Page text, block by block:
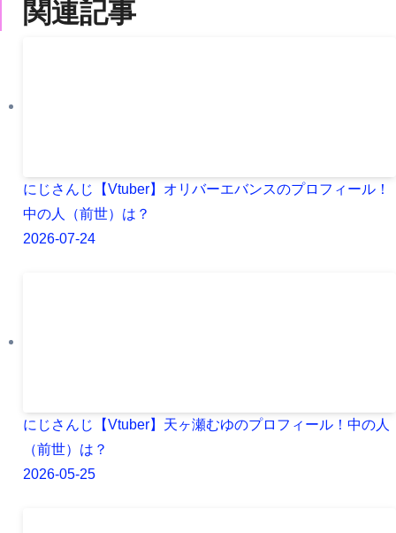
関連記事
にじさんじ【Vtuber】オリバーエバンスのプロフィール！
中の人（前世）は？
2026-07-24
にじさんじ【Vtuber】天ヶ瀬むゆのプロフィール！中の人
（前世）は？
2026-05-25